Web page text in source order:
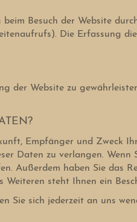
Besuch der Website
Die Erfassung
der Website zu
Empfänger und Zweck
Daten zu verlangen.
Außerdem haben Sie das
steht Ihnen ein
Sie sich jederzeit an uns